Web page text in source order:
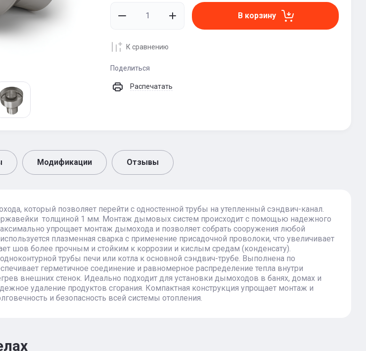
В корзину
К сравнению
Поделиться
Распечатать
Модификации Отзывы
который позволяет перейти с одностенной трубы на утепленный сэндвич-канал.
толщиной 1 мм. Монтаж дымовых систем происходит с помощью надежного
упрощает монтаж дымохода и позволяет собрать сооружения любой
плазменная сварка с применение присадочной проволоки, что увеличивает
шов более прочным и стойким к коррозии и кислым средам (конденсату).
трубы печи или котла к основной сэндвич-трубе. Выполнена по
герметичное соединение и равномерное распределение тепла внутри
внешних стенок. Идеально подходит для установки дымоходов в банях, домах и
удаление продуктов сгорания. Компактная конструкция упрощает монтаж и
и безопасность всей системы отопления.